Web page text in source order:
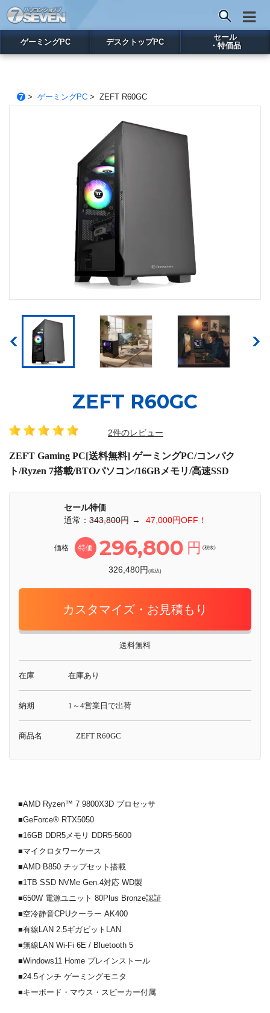
ゲーミングPC デスクトップPC
セール
・特価品
> ゲーミングPC> ZEFT R60GC
ZEFT R60GC
2件のレビュー
ZEFT Gaming PC[送料無料] ゲーミングPC/コンパク
ト/Ryzen 7搭載/BTOパソコン/16GBメモリ/高速SSD
セール特価
通常：343,800円 → 47,000円OFF！
価格 特価 296,800 円 (税抜)
326,480円(税込)
カスタマイズ・お見積もり
送料無料
在庫 在庫あり
納期 1～4営業日で出荷
商品名 ZEFT R60GC
■AMD Ryzen™ 7 9800X3D プロセッサ
■GeForce® RTX5050
■16GB DDR5メモリ DDR5-5600
■マイクロタワーケース
■AMD B850 チップセット搭載
■1TB SSD NVMe Gen.4対応 WD製
■650W 電源ユニット 80Plus Bronze認証
■空冷静音CPUクーラー AK400
■有線LAN 2.5ギガビットLAN
■無線LAN Wi-Fi 6E / Bluetooth 5
■Windows11 Home プレインストール
■24.5インチ ゲーミングモニタ
■キーボード・マウス・スピーカー付属